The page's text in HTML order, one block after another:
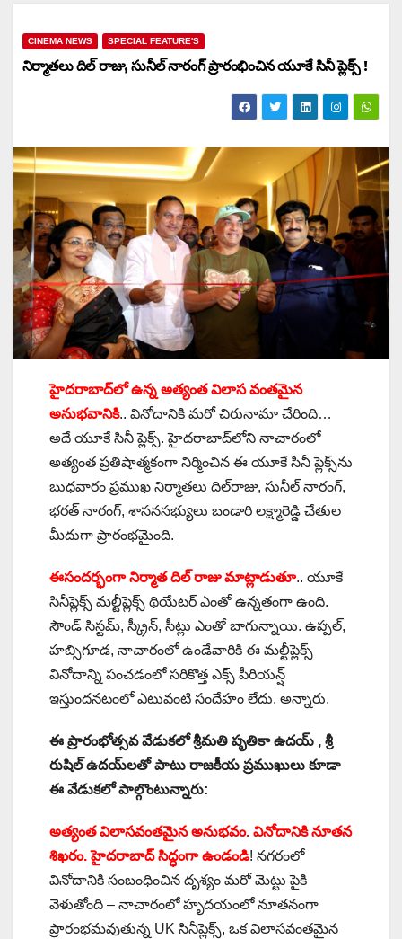
CINEMA NEWS SPECIAL FEATURE'S
నిర్మాతలు దిల్‌ రాజు, సునీల్‌ నారంగ్‌ ప్రారంభించిన యూకే సినీ ప్లెక్స్‌ !
హైదరాబాద్‌లో ఉన్న అత్యంత విలాస వంతమైన
అనుభవానికి.. వినోదానికి మరో చిరునామా చేరింది…
అదే యూకే సినీ ప్లెక్స్‌. హైదరాబాద్‌లోని నాచారంలో
అత్యంత ప్రతిషాత్మకంగా నిర్మించిన ఈ యూకే సినీ ప్లెక్స్‌ను
బుధవారం ప్రముఖ నిర్మాతలు దిల్‌రాజు, సునీల్‌ నారంగ్‌,
భరత్‌ నారంగ్‌, శాసనసభ్యులు బండారి లక్ష్మారెడ్డి చేతుల
మీదుగా ప్రారంభమైంది.
ఈసందర్భంగా నిర్మాత దిల్‌ రాజు మాట్లాడుతూ.. యూకే
సినీప్లెక్స్‌ మల్టీప్లెక్స్‌ థియేటర్‌ ఎంతో ఉన్నతంగా ఉంది.
సౌండ్‌ సిస్టమ్‌, స్క్రీన్‌, సీట్లు ఎంతో బాగున్నాయి. ఉప్పల్‌,
హబ్సిగూడ, నాచారంలో ఉండేవారికి ఈ మల్టీప్లెక్స్‌
వినోదాన్ని పంచడంలో సరికొత్త ఎక్స్‌ పీరియన్ష్‌
ఇస్తుందనటంలో ఎటువంటి సందేహం లేదు. అన్నారు.
ఈ ప్రారంభోత్సవ వేడుకలో శ్రీమతి పృతికా ఉదయ్ , శ్రీ
రుషిల్ ఉదయ్‌లతో పాటు రాజకీయ ప్రముఖులు కూడా
ఈ వేడుకలో పాల్గొంటున్నారు:
అత్యంత విలాసవంతమైన అనుభవం. వినోదానికి నూతన
శిఖరం. హైదరాబాద్ సిద్ధంగా ఉండండి! నగరంలో
వినోదానికి సంబంధించిన దృశ్యం మరో మెట్టు పైకి
వెళుతోంది – నాచారంలో హృదయంలో నూతనంగా
ప్రారంభమవుతున్న UK సినీప్లెక్స్, ఒక విలాసవంతమైన